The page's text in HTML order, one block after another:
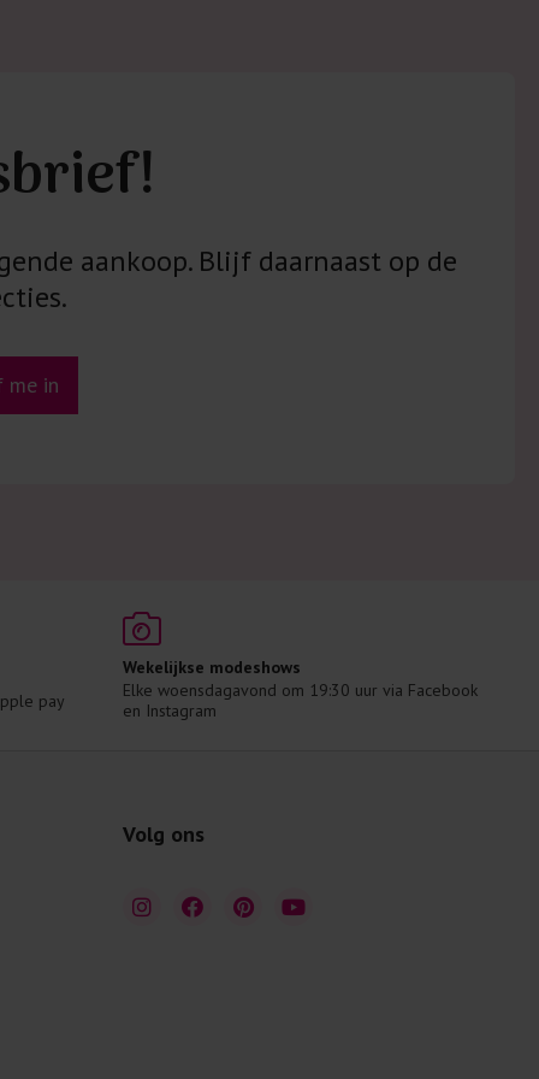
aankoop. Blijf daarnaast op de
me in
pay
Wekelijkse modeshows
Elke woensdagavond om 19:30 uur via Facebook
en Instagram
Volg ons